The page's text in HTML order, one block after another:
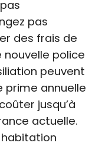
pas
des frais de
police
peuvent
prime annuelle
jusqu’à
actuelle.